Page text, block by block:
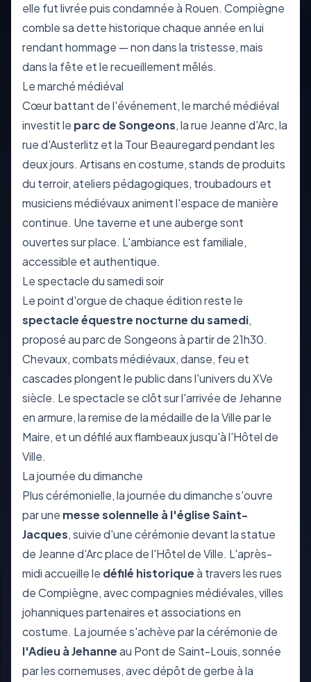
elle fut livrée puis condamnée à Rouen. Compiègne
comble sa dette historique chaque année en lui
rendant hommage — non dans la tristesse, mais
dans la fête et le recueillement mêlés.
Le marché médiéval
Cœur battant de l'événement, le marché médiéval
investit le parc de Songeons, la rue Jeanne d'Arc, la
rue d'Austerlitz et la Tour Beauregard pendant les
deux jours. Artisans en costume, stands de produits
du terroir, ateliers pédagogiques, troubadours et
musiciens médiévaux animent l'espace de manière
continue. Une taverne et une auberge sont
ouvertes sur place. L'ambiance est familiale,
accessible et authentique.
Le spectacle du samedi soir
Le point d'orgue de chaque édition reste le
spectacle équestre nocturne du samedi,
proposé au parc de Songeons à partir de 21h30.
Chevaux, combats médiévaux, danse, feu et
cascades plongent le public dans l'univers du XVe
siècle. Le spectacle se clôt sur l'arrivée de Jehanne
en armure, la remise de la médaille de la Ville par le
Maire, et un défilé aux flambeaux jusqu'à l'Hôtel de
Ville.
La journée du dimanche
Plus cérémonielle, la journée du dimanche s'ouvre
par une messe solennelle à l'église Saint-
Jacques, suivie d'une cérémonie devant la statue
de Jeanne d'Arc place de l'Hôtel de Ville. L'après-
midi accueille le défilé historiqueà travers les rues
de Compiègne, avec compagnies médiévales, villes
johanniques partenaires et associations en
costume. La journée s'achève par la cérémonie de
l'Adieu à Jehanneau Pont de Saint-Louis, sonnée
par les cornemuses, avec dépôt de gerbe à la